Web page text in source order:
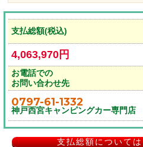
支払総額(税込)
4,063,970円
お電話での
お問い合わせ先
0797-61-1332
神戸西宮キャンピングカー専門店
支払総額について